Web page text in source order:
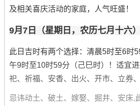
及相关喜庆活动的家庭，人气旺盛！
9月7日（星期日，农历七月十六）
此日吉时有两个选择：清晨5时至6时
午9时至10时59分（己巳时）！适宜
祀、祈福、安香、出火、开市、立券
忌讳动土、破土、嫁娶、掘井、安床.